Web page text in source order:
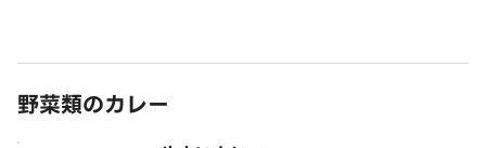
野菜類のカレー